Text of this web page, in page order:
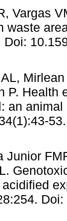
Vargas
waste
P. Health
an
Junior